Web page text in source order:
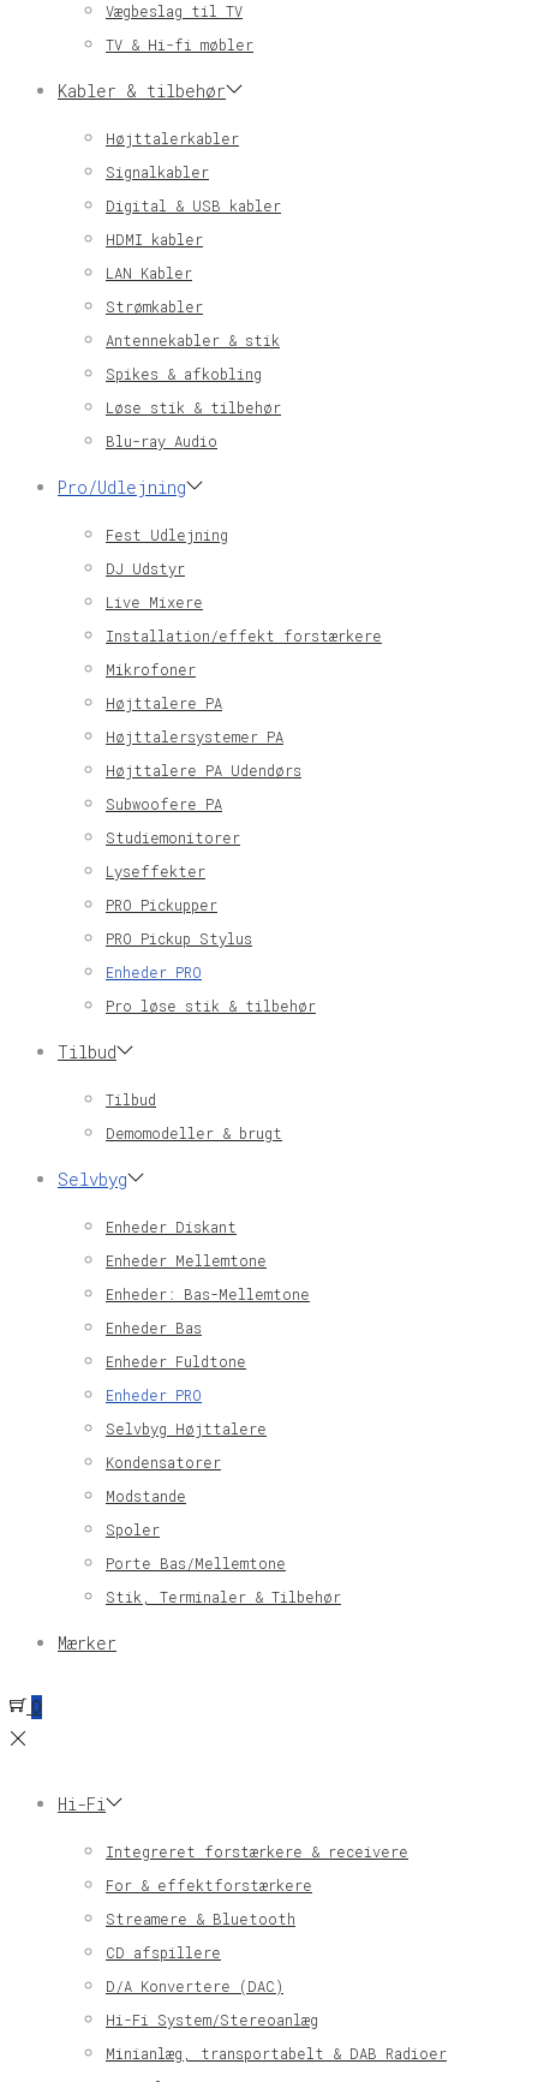
Vægbeslag til TV
TV & Hi-fi møbler
Kabler & tilbehør
Højttalerkabler
Signalkabler
Digital & USB kabler
HDMI kabler
LAN Kabler
Strømkabler
Antennekabler & stik
Spikes & afkobling
Løse stik & tilbehør
Blu-ray Audio
Pro/Udlejning
Fest Udlejning
DJ Udstyr
Live Mixere
Installation/effekt forstærkere
Mikrofoner
Højttalere PA
Højttalersystemer PA
Højttalere PA Udendørs
Subwoofere PA
Studiemonitorer
Lyseffekter
PRO Pickupper
PRO Pickup Stylus
Enheder PRO
Pro løse stik & tilbehør
Tilbud
Tilbud
Demomodeller & brugt
Selvbyg
Enheder Diskant
Enheder Mellemtone
Enheder: Bas-Mellemtone
Enheder Bas
Enheder Fuldtone
Enheder PRO
Selvbyg Højttalere
Kondensatorer
Modstande
Spoler
Porte Bas/Mellemtone
Stik, Terminaler & Tilbehør
Mærker
0
Hi-Fi
Integreret forstærkere & receivere
For & effektforstærkere
Streamere & Bluetooth
CD afspillere
D/A Konvertere (DAC)
Hi-Fi System/Stereoanlæg
Minianlæg, transportabelt & DAB Radioer